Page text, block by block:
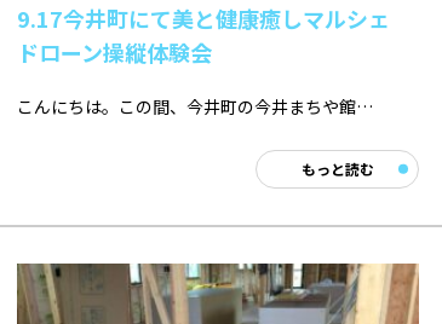
9.17今井町にて美と健康癒しマルシェ
ドローン操縦体験会
こんにちは。この間、今井町の今井まちや館…
もっと読む